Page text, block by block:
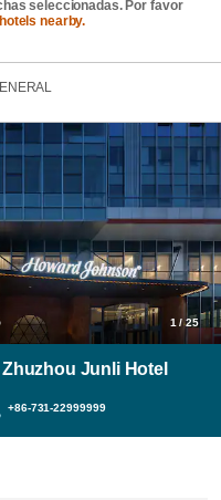
seleccionadas. Por favor
nearby.
1 /25
Junli Hotel
+86-731-22999999